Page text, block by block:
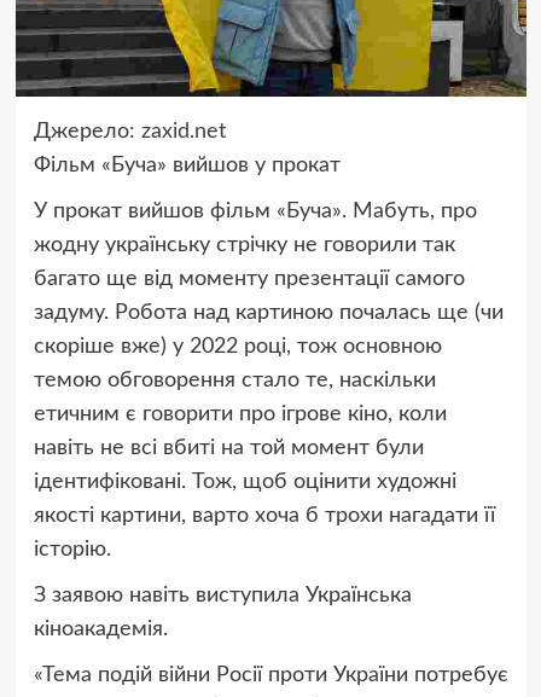
Джерело: zaxid.net
Фільм «Буча» вийшов у прокат
У прокат вийшов фільм «Буча». Мабуть, про
жодну українську стрічку не говорили так
багато ще від моменту презентації самого
задуму. Робота над картиною почалась ще (чи
скоріше вже) у 2022 році, тож основною
темою обговорення стало те, наскільки
етичним є говорити про ігрове кіно, коли
навіть не всі вбиті на той момент були
ідентифіковані. Тож, щоб оцінити художні
якості картини, варто хоча б трохи нагадати її
історію.
З заявою навіть виступила Українська
кіноакадемія.
«Тема подій війни Росії проти України потребує